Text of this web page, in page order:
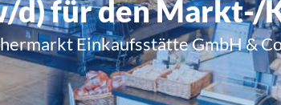
d) für den Markt-/
Einkaufsstätte GmbH &